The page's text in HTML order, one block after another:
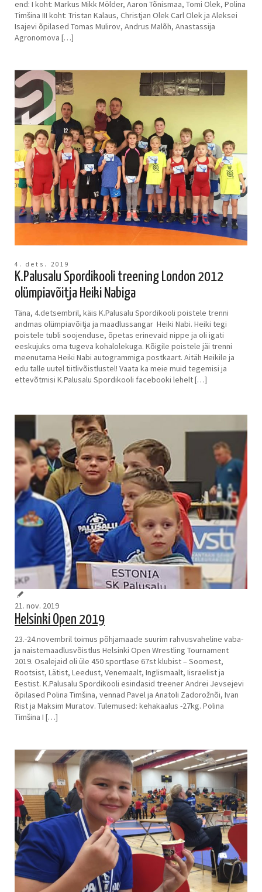
end: I koht: Markus Mikk Mölder, Aaron Tõnismaa, Tomi Olek, Polina
Timšina III koht: Tristan Kalaus, Christjan Olek Carl Olek ja Aleksei
Isajevi õpilased Tomas Mulirov, Andrus Malõh, Anastassija
Agronomova […]
4. dets. 2019
K.Palusalu Spordikooli treening London 2012
olümpiavõitja Heiki Nabiga
Täna, 4.detsembril, käis K.Palusalu Spordikooli poistele trenni
andmas olümpiavõitja ja maadlussangar Heiki Nabi. Heiki tegi
poistele tubli soojenduse, õpetas erinevaid nippe ja oli igati
eeskujuks oma tugeva kohalolekuga. Kõigile poistele jäi trenni
meenutama Heiki Nabi autogrammiga postkaart. Aitäh Heikile ja
edu talle uutel tiitlivõistlustel! Vaata ka meie muid tegemisi ja
ettevõtmisi K.Palusalu Spordikooli facebooki lehelt […]
21. nov. 2019
Helsinki Open 2019
23.-24.novembril toimus põhjamaade suurim rahvusvaheline vaba-
ja naistemaadlusvõistlus Helsinki Open Wrestling Tournament
2019. Osalejaid oli üle 450 sportlase 67st klubist – Soomest,
Rootsist, Lätist, Leedust, Venemaalt, Inglismaalt, Iisraelist ja
Eestist. K.Palusalu Spordikooli esindasid treener Andrei Jevsejevi
õpilased Polina Timšina, vennad Pavel ja Anatoli Zadorožnõi, Ivan
Rist ja Maksim Muratov. Tulemused: kehakaalus -27kg. Polina
Timšina I […]